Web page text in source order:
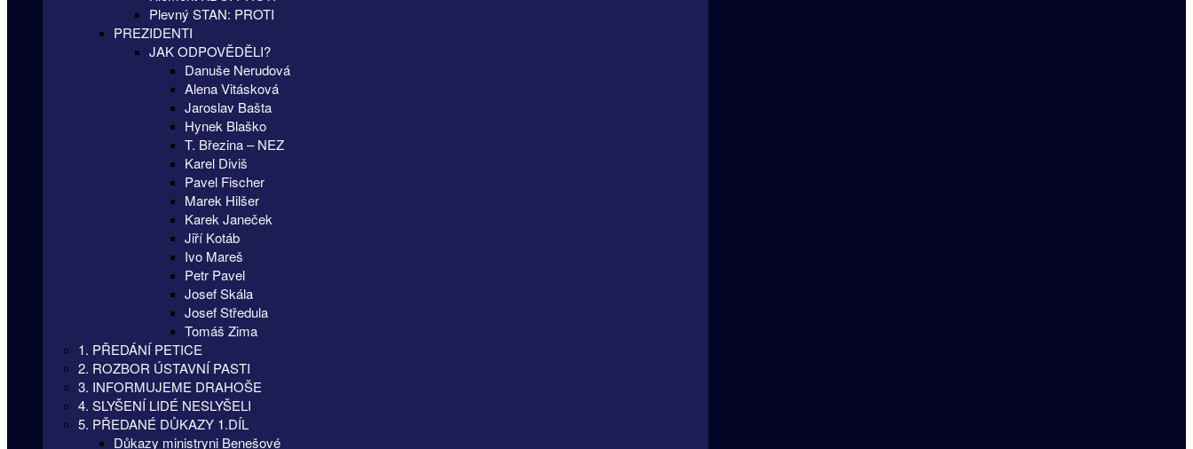
Plevný STAN: PROTI
PREZIDENTI
JAK ODPOVĚDĚLI?
Danuše Nerudová
Alena Vitásková
Jaroslav Bašta
Hynek Blaško
T. Březina – NEZ
Karel Diviš
Pavel Fischer
Marek Hilšer
Karek Janeček
Jiří Kotáb
Ivo Mareš
Petr Pavel
Josef Skála
Josef Středula
Tomáš Zima
1. PŘEDÁNÍ PETICE
2. ROZBOR ÚSTAVNÍ PASTI
3. INFORMUJEME DRAHOŠE
4. SLYŠENÍ LIDÉ NESLYŠELI
5. PŘEDANÉ DŮKAZY 1.DÍL
Důkazy ministryni Benešové